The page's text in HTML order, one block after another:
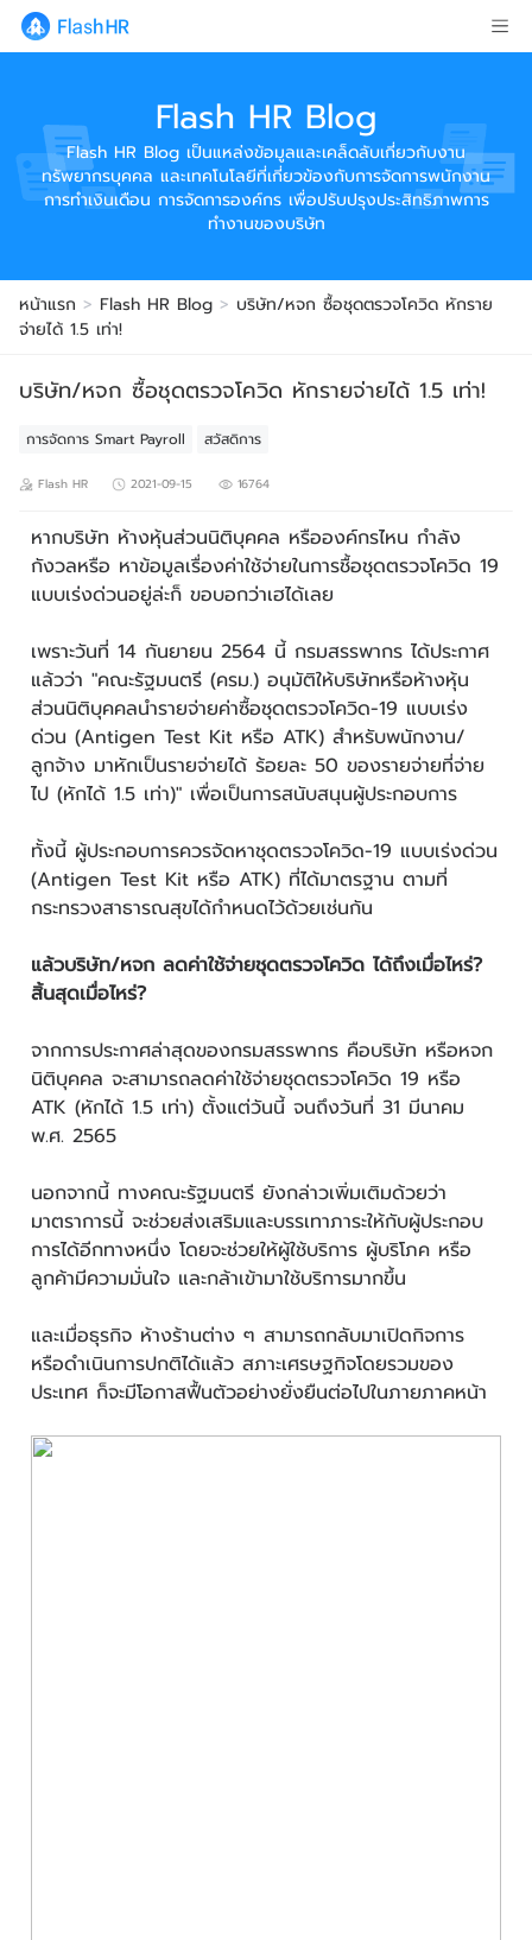
Flash HR Blog
Flash HR Blog เป็นแหล่งข้อมูลและเคล็ดลับเกี่ยวกับงาน
ทรัพยากรบุคคล และเทคโนโลยีที่เกี่ยวข้องกับการจัดการพนักงาน
การทำเงินเดือน การจัดการองค์กร เพื่อปรับปรุงประสิทธิภาพการ
ทำงานของบริษัท
หน้าแรก > Flash HR Blog > บริษัท/หจก ซื้อชุดตรวจโควิด หักราย
จ่ายได้ 1.5 เท่า!
บริษัท/หจก ซื้อชุดตรวจโควิด หักรายจ่ายได้ 1.5 เท่า!
การจัดการ Smart Payroll สวัสดิการ
Flash HR 2021-09-15 16764
หากบริษัท ห้างหุ้นส่วนนิติบุคคล หรือองค์กรไหน กำลัง
กังวลหรือ หาข้อมูลเรื่องค่าใช้จ่ายในการชื้อชุดตรวจโควิด 19
แบบเร่งด่วนอยู่ล่ะก็ ขอบอกว่าเฮได้เลย
เพราะวันที่ 14 กันยายน 2564 นี้ กรมสรรพากร ได้ประกาศ
แล้วว่า "คณะรัฐมนตรี (ครม.) อนุมัติให้บริษัทหรือห้างหุ้น
ส่วนนิติบุคคลนำรายจ่ายค่าซื้อชุดตรวจโควิด-19 แบบเร่ง
ด่วน (Antigen Test Kit หรือ ATK) สำหรับพนักงาน/
ลูกจ้าง มาหักเป็นรายจ่ายได้ ร้อยละ 50 ของรายจ่ายที่จ่าย
ไป (หักได้ 1.5 เท่า)" เพื่อเป็นการสนับสนุนผู้ประกอบการ
ทั้งนี้ ผู้ประกอบการควรจัดหาชุดตรวจโควิด-19 แบบเร่งด่วน
(Antigen Test Kit หรือ ATK) ที่ได้มาตรฐาน ตามที่
กระทรวงสาธารณสุขได้กำหนดไว้ด้วยเช่นกัน
แล้วบริษัท/หจก ลดค่าใช้จ่ายชุดตรวจโควิด ได้ถึงเมื่อไหร่?
สิ้นสุดเมื่อไหร่?
จากการประกาศล่าสุดของกรมสรรพากร คือบริษัท หรือหจก
นิติบุคคล จะสามารถลดค่าใช้จ่ายชุดตรวจโควิด 19 หรือ
ATK (หักได้ 1.5 เท่า) ตั้งแต่วันนี้ จนถึงวันที่ 31 มีนาคม
พ.ศ. 2565
นอกจากนี้ ทางคณะรัฐมนตรี ยังกล่าวเพิ่มเติมด้วยว่า
มาตราการนี้ จะช่วยส่งเสริมและบรรเทาภาระให้กับผู้ประกอบ
การได้อีกทางหนึ่ง โดยจะช่วยให้ผู้ใช้บริการ ผู้บริโภค หรือ
ลูกค้ามีความมั่นใจ และกล้าเข้ามาใช้บริการมากขึ้น
และเมื่อธุรกิจ ห้างร้านต่าง ๆ สามารถกลับมาเปิดกิจการ
หรือดำเนินการปกติได้แล้ว สภาะเศรษฐกิจโดยรวมของ
ประเทศ ก็จะมีโอกาสฟื้นตัวอย่างยั่งยืนต่อไปในภายภาคหน้า